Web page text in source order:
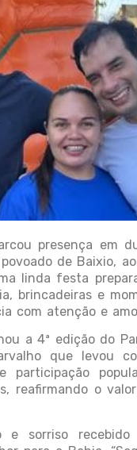
presença em
de Baixio,
linda festa
brincadeiras e
com atenção e
a 4ª edição do
que levou
participação
reafirmando o
sorriso